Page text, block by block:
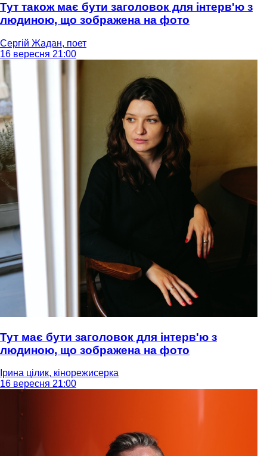
Тут також має бути заголовок для інтерв'ю з
людиною, що зображена на фото
Сергій Жадан, поет
16 вересня 21:00
Тут має бути заголовок для інтерв'ю з
людиною, що зображена на фото
Ірина цілик, кінорежисерка
16 вересня 21:00